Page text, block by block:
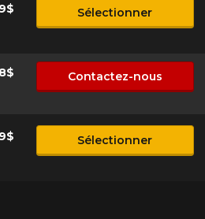
Sélectionner
Contactez-nous
Sélectionner